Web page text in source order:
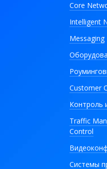
Core
Intelligent
Messaging
Customer
Контроль
Traffic
Control
Системы